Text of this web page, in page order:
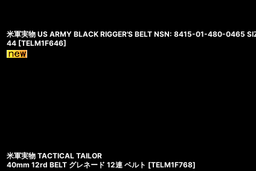
米軍実物 US ARMY BLACK RIGGER'S BELT NSN: 8415-01-480-0465
44 [TELM1F646]
米軍実物 TACTICAL TAILOR
40mm 12rd BELT グレネード 12連 ベルト [TELM1F768]